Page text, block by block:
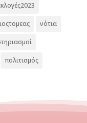
νότια
πολιτισμός